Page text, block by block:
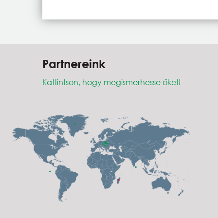
Partnereink
Kattintson, hogy megismerhesse őket!